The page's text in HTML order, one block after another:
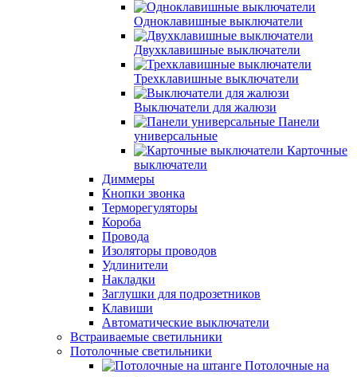
Одноклавишные выключатели
Двухклавишные выключатели
Трехклавишные выключатели
Выключатели для жалюзи
Панели
универсальные
Карточные
выключатели
Диммеры
Кнопки звонка
Терморегуляторы
Короба
Провода
Изоляторы проводов
Удлинители
Накладки
Заглушки для подрозетников
Клавиши
Автоматические выключатели
Встраиваемые светильники
Потолочные светильники
Потолочные на